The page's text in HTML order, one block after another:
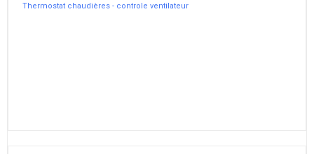
Thermostat chaudières - controle ventilateur